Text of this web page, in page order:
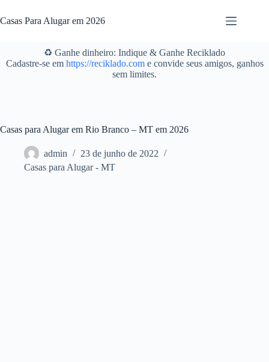
para
o
Casas Para Alugar em 2026
♻️ Ganhe dinheiro: Indique & Ganhe Reciklado
Cadastre-se em https://reciklado.come convide seus amigos, ganhos
sem limites.
Casas para Alugar em Rio Branco – MT em 2026
admin
23 de junho de 2022
Casas para Alugar - MT